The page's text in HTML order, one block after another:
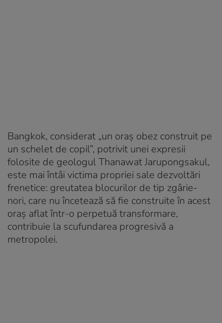
Bangkok, considerat „un oraş obez construit pe
un schelet de copil”, potrivit unei expresii
folosite de geologul Thanawat Jarupongsakul,
este mai întâi victima propriei sale dezvoltări
frenetice: greutatea blocurilor de tip zgârie-
nori, care nu încetează să fie construite în acest
oraş aflat într-o perpetuă transformare,
contribuie la scufundarea progresivă a
metropolei.